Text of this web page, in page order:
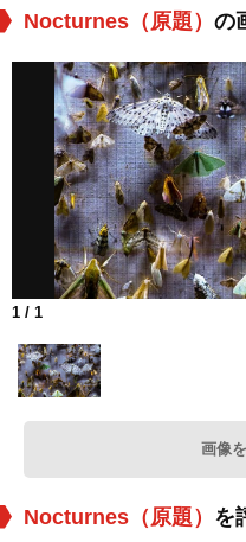
Nocturnes（原題） の
1 / 1
画像
Nocturnes（原題） を